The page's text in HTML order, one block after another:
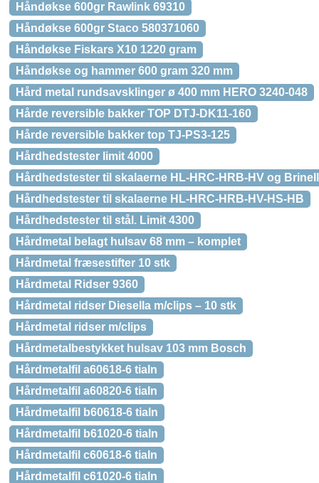
Håndøkse 600gr Rawlink 69310
Håndøkse 600gr Staco 580371060
Håndøkse Fiskars X10 1220 gram
Håndøkse og hammer 600 gram 320 mm
Hård metal rundsavsklinger ø 400 mm HERO 3240-048
Hårde reversible bakker TOP DTJ-DK11-160
Hårde reversible bakker top TJ-PS3-125
Hårdhedstester limit 4000
Hårdhedstester til skalaerne HL-HRC-HRB-HV og Brinell
Hårdhedstester til skalaerne HL-HRC-HRB-HV-HS-HB
Hårdhedstester til stål. Limit 4300
Hårdmetal belagt hulsav 68 mm – komplet
Hårdmetal fræsestifter 10 stk
Hårdmetal Ridser 9360
Hårdmetal ridser Diesella m/clips – 10 stk
Hårdmetal ridser m/clips
Hårdmetalbestykket hulsav 103 mm Bosch
Hårdmetalfil a60618-6 tialn
Hårdmetalfil a60820-6 tialn
Hårdmetalfil b60618-6 tialn
Hårdmetalfil b61020-6 tialn
Hårdmetalfil c60618-6 tialn
Hårdmetalfil c61020-6 tialn